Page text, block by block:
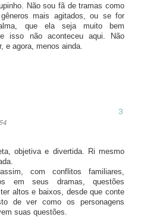
Não sou fã de tramas como
mais agitados, ou se for
que ela seja muito bem
isso não aconteceu aqui. Não
e agora, menos ainda.
objetiva e divertida. Ri mesmo
com conflitos familiares,
em seus dramas, questões
altos e baixos, desde que conte
de ver como os personagens
suas questões.